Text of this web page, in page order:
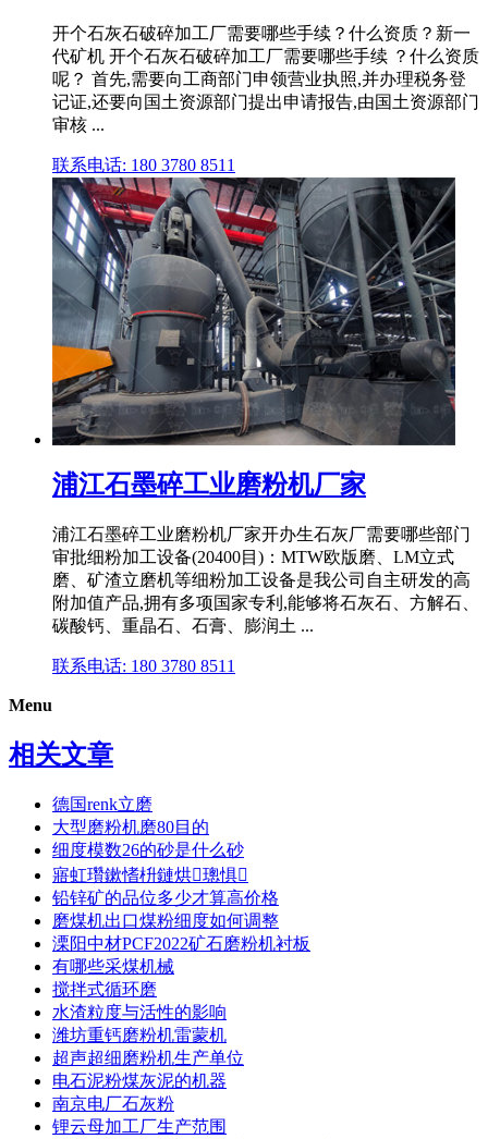
开个石灰石破碎加工厂需要哪些手续？什么资质？新一
代矿机 开个石灰石破碎加工厂需要哪些手续 ？什么资质
呢？ 首先,需要向工商部门申领营业执照,并办理税务登
记证,还要向国土资源部门提出申请报告,由国土资源部门
审核 ...
联系电话: 180 3780 8511
浦江石墨碎工业磨粉机厂家
浦江石墨碎工业磨粉机厂家开办生石灰厂需要哪些部门
审批细粉加工设备(20400目)：MTW欧版磨、LM立式
磨、矿渣立磨机等细粉加工设备是我公司自主研发的高
附加值产品,拥有多项国家专利,能够将石灰石、方解石、
碳酸钙、重晶石、石膏、膨润土 ...
联系电话: 180 3780 8511
Menu
相关文章
德国renk立磨
大型磨粉机磨80目的
细度模数26的砂是什么砂
寤虹瓚鏉愭枡鏈烘璁惧
铅锌矿的品位多少才算高价格
磨煤机出口煤粉细度如何调整
溧阳中材PCF2022矿石磨粉机衬板
有哪些采煤机械
搅拌式循环磨
水渣粒度与活性的影响
潍坊重钙磨粉机雷蒙机
超声超细磨粉机生产单位
电石泥粉煤灰泥的机器
南京电厂石灰粉
锂云母加工厂生产范围